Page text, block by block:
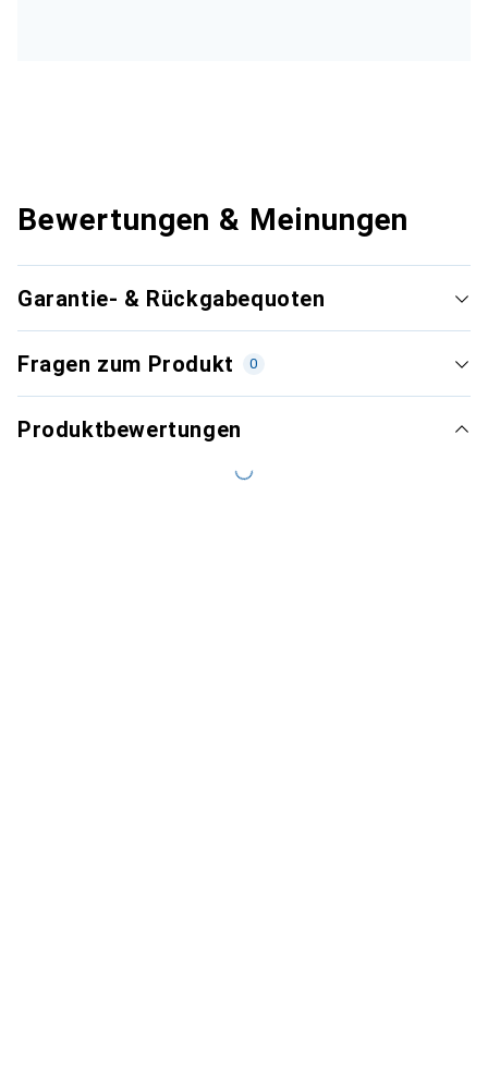
Bewertungen & Meinungen
Garantie- & Rückgabequoten
Fragen zum Produkt 0
Produktbewertungen